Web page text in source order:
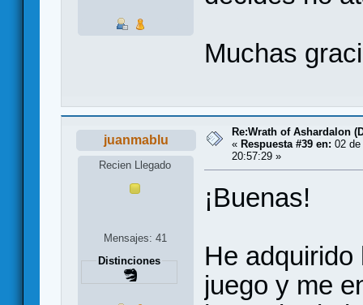
Muchas
juanmablu
Recien Llegado
Mensajes: 41
Distinciones
Re:Wrath of Ashardalon
« Respuesta #39 en: 02
20:57:29 »
¡Buenas!
He
juego y me